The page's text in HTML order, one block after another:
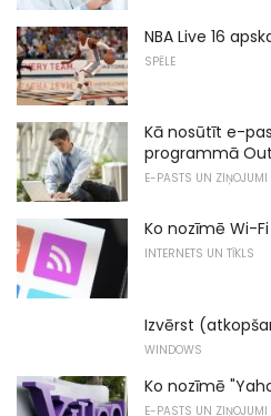
NBA Live 16
SPĒLE
Kā nosūtīt e-
programmā
E-PASTS UN ZIŅOJUMI
Ko nozīmē Wi-
INTERNETS UN TĪKLS
Izvērst
WINDOWS
Ko nozīmē
E-PASTS UN ZIŅOJUMI